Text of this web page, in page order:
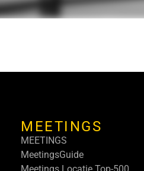
MEETINGS
MEETINGS
MeetingsGuide